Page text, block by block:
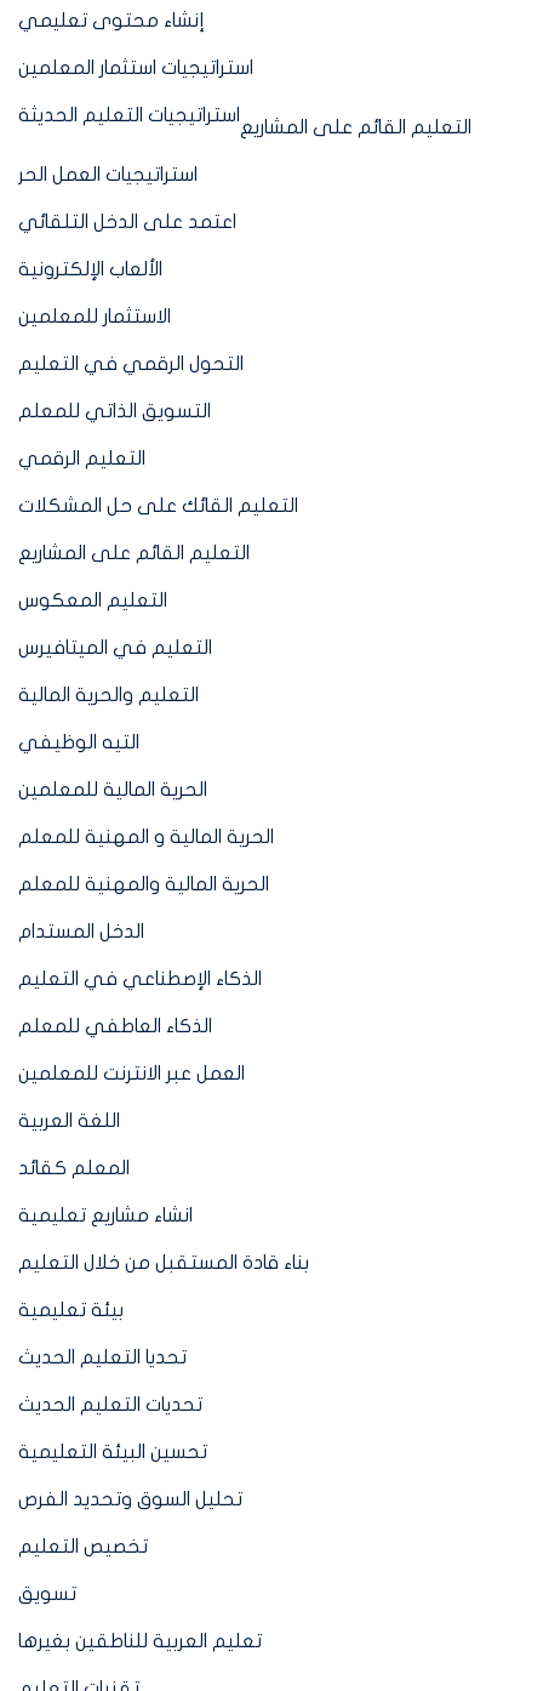
إنشاء محتوى تعليمي
استراتيجيات استثمار المعلمين
استراتيجيات التعليم الحديثة
التعليم القائم على المشاريع
استراتيجيات العمل الحر
اعتمد على الدخل التلقائي
الألعاب الإلكترونية
الاستثمار للمعلمين
التحول الرقمي في التعليم
التسويق الذاتي للمعلم
التعليم الرقمي
التعليم القائك على حل المشكلات
التعليم القائم على المشاريع
التعليم المعكوس
التعليم في الميتافيرس
التعليم والحرية المالية
التيه الوظيفي
الحرية المالية للمعلمين
الحرية المالية و المهنية للمعلم
الحرية المالية والمهنية للمعلم
الدخل المستدام
الذكاء الإصطناعي في التعليم
الذكاء العاطفي للمعلم
العمل عبر الانترنت للمعلمين
اللغة العربية
المعلم كقائد
انشاء مشاريع تعليمية
بناء قادة المستقبل من خلال التعليم
بيئة تعليمية
تحديا التعليم الحديث
تحديات التعليم الحديث
تحسين البيئة التعليمية
تحليل السوق وتحديد الفرص
تخصيص التعليم
تسويق
تعليم العربية للناطقين بغيرها